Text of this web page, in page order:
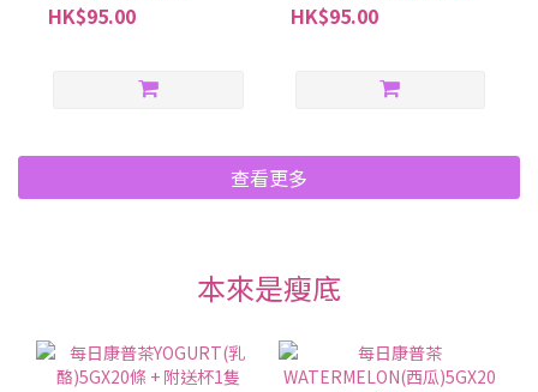
HK$95.00 HK$95.00
查看更多
本來是瘦底